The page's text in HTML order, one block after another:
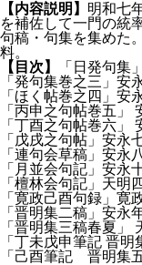
【内容説明】 明和七
を補佐して一門の統
句稿・句集を集めた
料。
【目次】
「日発句集
「発句集巻之三」安
「ほく帖巻之四」安
「丙申之句帖巻五」
「丁酉之句帖巻六」
「戊戌之句帖」安永
「連句会草稿」安永
「月並会句記」安永
「檀林会句記」天明
「寛政己酉句録」寛
「晋明集二稿」安永
「晋明集三稿春夏」
「丁未戊申筆記 晋
「己酉筆記 晋明集